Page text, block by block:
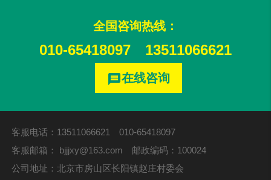
全国咨询热线：
010-65418097 13511066621
message在线咨询
客服电话：13511066621 010-65418097
客服邮箱： bjjjxy@163.com 邮政编码：100024
公司地址：北京市房山区长阳镇赵庄村委会